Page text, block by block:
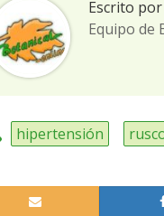
Escrito por
Equipo de
hipertensión